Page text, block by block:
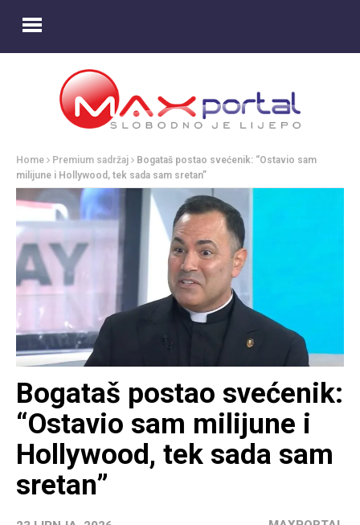
Home Premium sadržaj
Bogataš postao svećenik: “Ostavio sam
milijune i Hollywood, tek sada sam sretan”
Bogataš postao svećenik:
“Ostavio sam milijune i
Hollywood, tek sada sam
sretan”